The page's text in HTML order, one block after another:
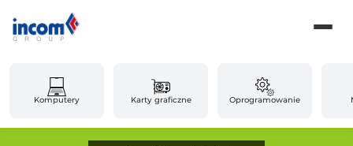
Komputery Karty graficzne Oprogramowanie